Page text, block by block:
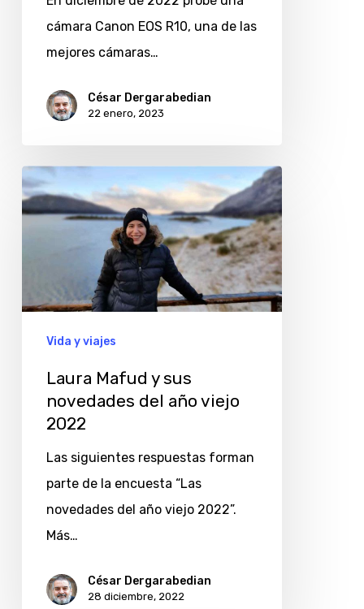
Canoncámara Canon EOS R10, una de las
mejores cámaras…
César Dergarabedian
22 enero, 2023
Laura
Mafud
del
2022
Vida y viajes
Laura Mafud y sus
novedades del año viejo
2022
Las siguientes respuestas forman
parte de la encuesta “Las
novedades del año viejo 2022”.
Más…
César Dergarabedian
28 diciembre, 2022